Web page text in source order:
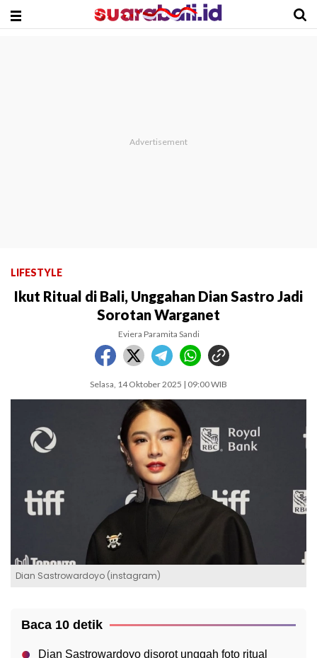
LIFESTYLE
Ikut Ritual di Bali, Unggahan Dian Sastro Jadi
Sorotan Warganet
Eviera Paramita Sandi
Selasa, 14 Oktober 2025 | 09:00 WIB
Dian Sastrowardoyo (instagram)
Baca 10 detik
Dian Sastrowardoyo disorot unggah foto ritual